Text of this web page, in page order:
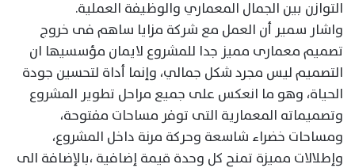
التوازن بين الجمال المعماري والوظيفة العملية.
واشار سمير أن العمل مع شركة مزايا ساهم فى خروج
تصميم معمارى مميز جدا للمشروع لايمان مؤسسيها ان
التصميم ليس مجرد شكل جمالي، وإنما أداة لتحسين جودة
الحياة، وهو ما انعكس على جميع مراحل تطوير المشروع
وتصميماته المعمارية التى توفر مساحات مفتوحة،
ومساحات خضراء شاسعة وحركة مرنة داخل المشروع،
وإطلالات مميزة تمنح كل وحدة قيمة إضافية ،بالإضافة الى